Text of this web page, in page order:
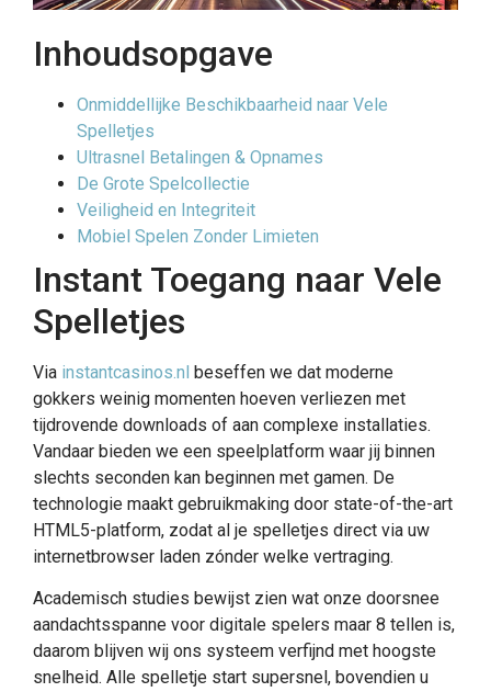
Inhoudsopgave
Onmiddellijke Beschikbaarheid naar Vele
Spelletjes
Ultrasnel Betalingen & Opnames
De Grote Spelcollectie
Veiligheid en Integriteit
Mobiel Spelen Zonder Limieten
Instant Toegang naar Vele
Spelletjes
Via instantcasinos.nl beseffen we dat moderne
gokkers weinig momenten hoeven verliezen met
tijdrovende downloads of aan complexe installaties.
Vandaar bieden we een speelplatform waar jij binnen
slechts seconden kan beginnen met gamen. De
technologie maakt gebruikmaking door state-of-the-art
HTML5-platform, zodat al je spelletjes direct via uw
internetbrowser laden zónder welke vertraging.
Academisch studies bewijst zien wat onze doorsnee
aandachtsspanne voor digitale spelers maar 8 tellen is,
daarom blijven wij ons systeem verfijnd met hoogste
snelheid. Alle spelletje start supersnel, bovendien u